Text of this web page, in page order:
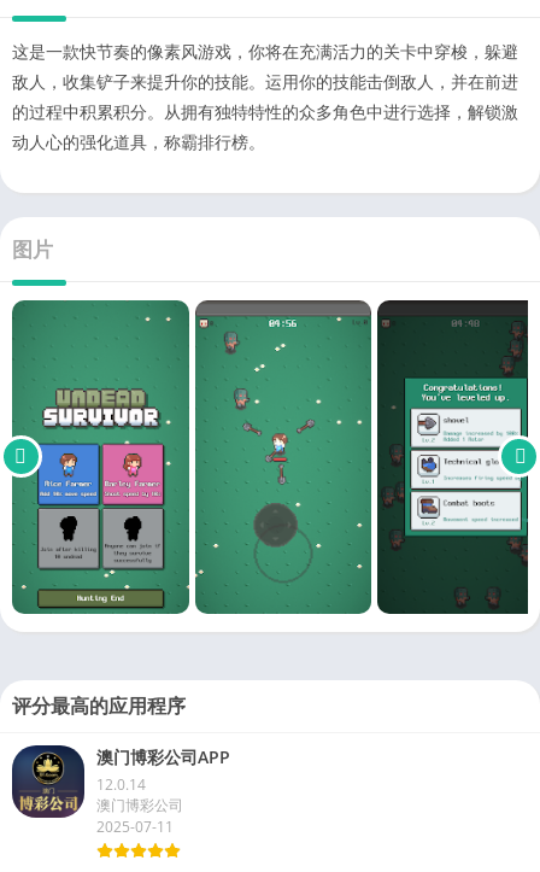
这是一款快节奏的像素风游戏，你将在充满活力的关卡中穿梭，躲避
敌人，收集铲子来提升你的技能。运用你的技能击倒敌人，并在前进
的过程中积累积分。从拥有独特特性的众多角色中进行选择，解锁激
动人心的强化道具，称霸排行榜。
图片
评分最高的应用程序
澳门博彩公司APP
12.0.14
澳门博彩公司
2025-07-11